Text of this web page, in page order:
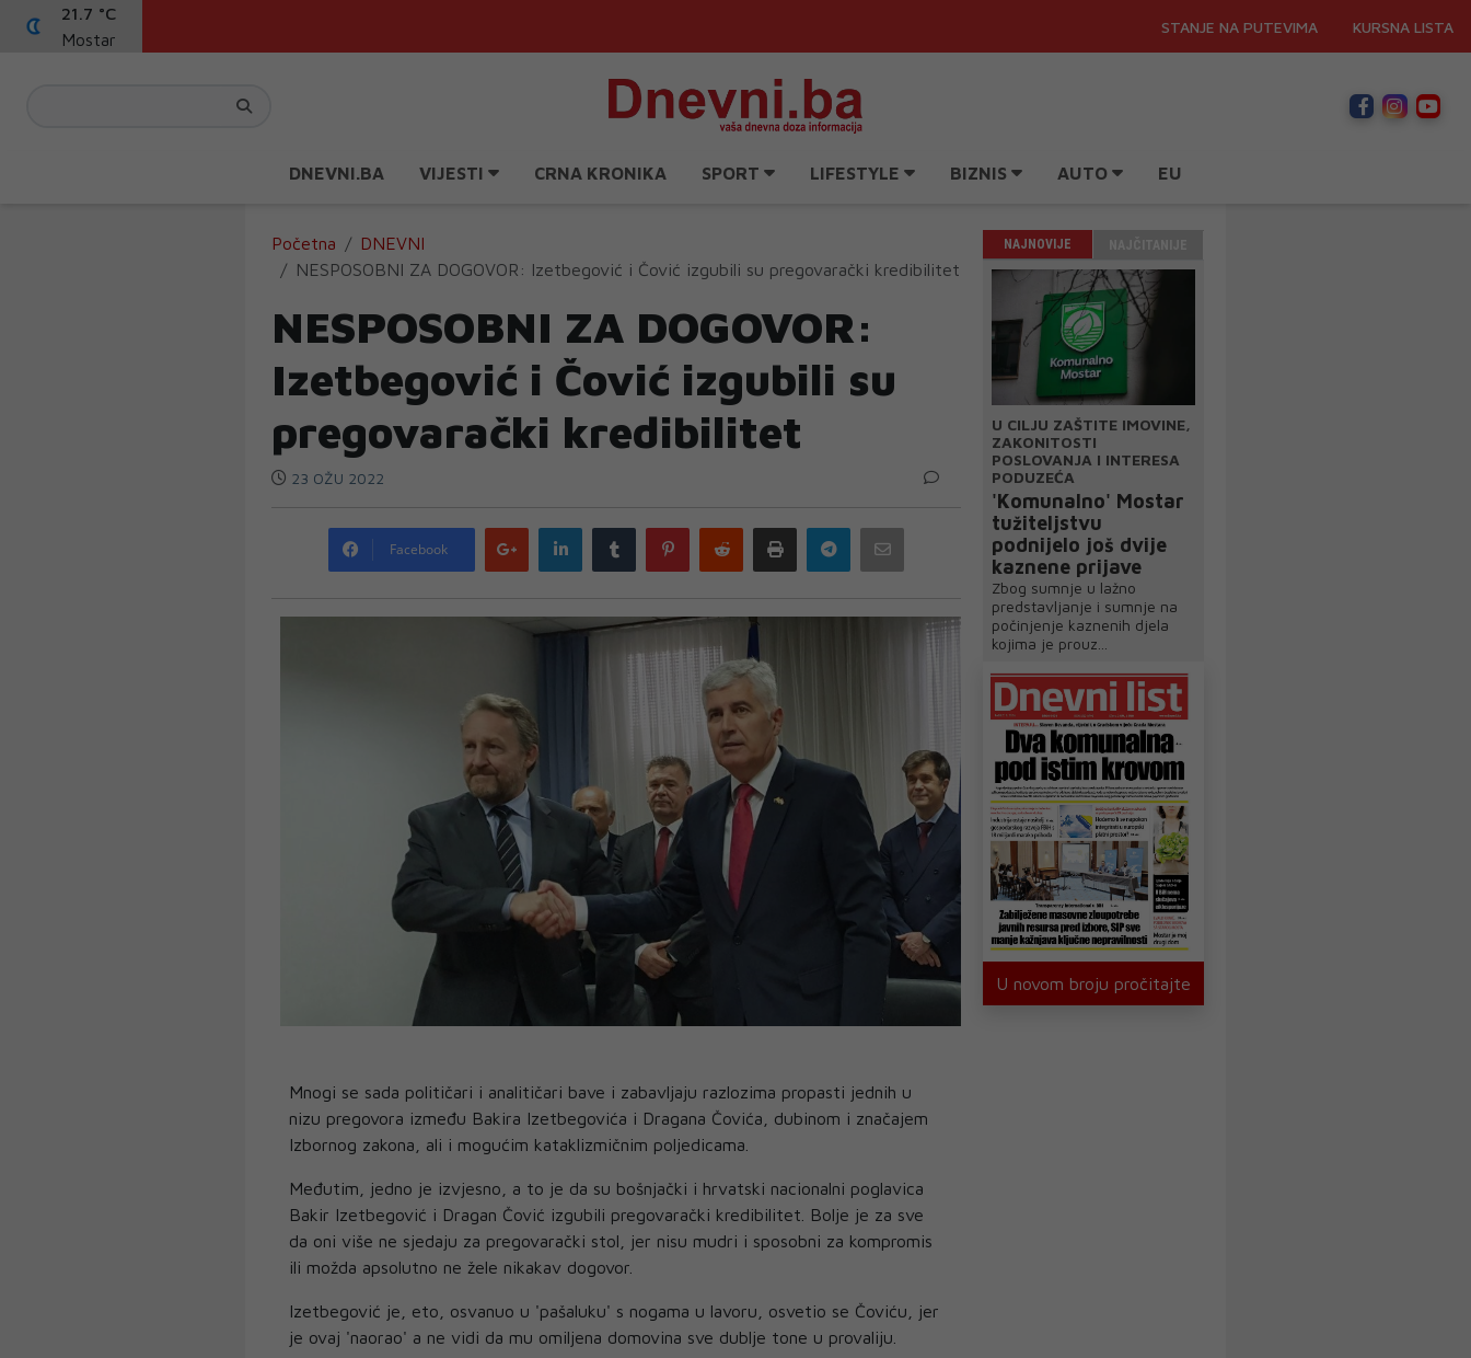
21.7 °C
Mostar
STANJE NA PUTEVIMA KURSNA LISTA
DNEVNI.BA VIJESTI CRNA KRONIKA SPORT LIFESTYLE BIZNIS AUTO EU
Početna
DNEVNI
NESPOSOBNI ZA DOGOVOR: Izetbegović i Čović izgubili su pregovarački kredibilitet
NESPOSOBNI ZA DOGOVOR:
Izetbegović i Čović izgubili su
pregovarački kredibilitet
23 OŽU 2022
Facebook
Google
plus
LinkedIn Tumblr PinterestReddit Print Telegram
Mnogi se sada političari i analitičari bave i zabavljaju razlozima propasti jednih u
nizu pregovora između Bakira Izetbegovića i Dragana Čovića, dubinom i značajem
Izbornog zakona, ali i mogućim kataklizmičnim poljedicama.
Međutim, jedno je izvjesno, a to je da su bošnjački i hrvatski nacionalni poglavica
Bakir Izetbegović i Dragan Čović izgubili pregovarački kredibilitet. Bolje je za sve
da oni više ne sjedaju za pregovarački stol, jer nisu mudri i sposobni za kompromis
ili možda apsolutno ne žele nikakav dogovor.
Izetbegović je, eto, osvanuo u 'pašaluku' s nogama u lavoru, osvetio se Čoviću, jer
je ovaj 'naorao' a ne vidi da mu omiljena domovina sve dublje tone u provaliju.
NAJNOVIJE
U CILJU ZAŠTITE IMOVINE,
ZAKONITOSTI
POSLOVANJA I INTERESA
PODUZEĆA
'Komunalno' Mostar
tužiteljstvu
podnijelo još dvije
kaznene prijave
Zbog sumnje u lažno
predstavljanje i sumnje na
počinjenje kaznenih djela
kojima je prouz...
U novom broju pročitajte